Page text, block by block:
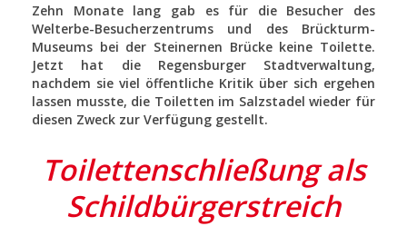
Zehn Monate lang gab es für die Besucher des
Welterbe-Besucherzentrums und des Brückturm-
Museums bei der Steinernen Brücke keine Toilette.
Jetzt hat die Regensburger Stadtverwaltung,
nachdem sie viel öffentliche Kritik über sich ergehen
lassen musste, die Toiletten im Salzstadel wieder für
diesen Zweck zur Verfügung gestellt.
Toilettenschließung als
Schildbürgerstreich